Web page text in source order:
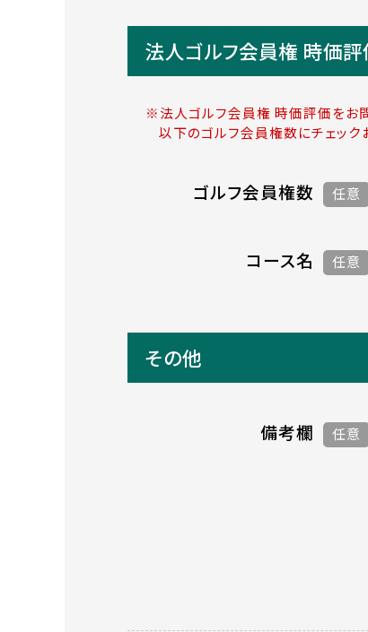
法人ゴルフ会員権 時価評
※法人ゴルフ会員権 時価評価をお
以下のゴルフ会員権数にチェック
ゴルフ会員権数 任意
コース名 任意
その他
備考欄 任意